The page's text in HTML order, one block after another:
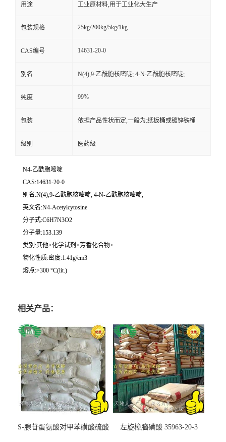
用途 工业原材料,用于工业化大生产
包装规格 25kg/200kg/5kg/1kg
CAS编号 14631-20-0
别名 N(4),9-乙酰胞核嘧啶; 4-N-乙酰胞核嘧啶;
纯度 99%
包装 依据产品性状而定,一般为:纸板桶或镀锌铁桶
级别 医药级
N4-乙酰胞嘧啶
CAS:14631-20-0
别名:N(4),9-乙酰胞核嘧啶; 4-N-乙酰胞核嘧啶;
英文名:N4-Acetylcytosine
分子式:C6H7N3O2
分子量:153.139
类别:其他>化学试剂>芳香化合物>
物化性质:密度:1.41g/cm3
熔点:>300 °C(lit.)
相关产品：
S-腺苷蛋氨酸对甲苯磺酸硫酸
左旋樟脑磺酸 35963-20-3